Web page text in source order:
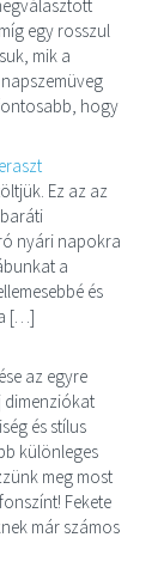
egy rosszul
mik a
hogy
Ez az az
nyári napokra
a
és
[…]
az egyre
dimenziókat
és stílus
különleges
meg most
Fekete
már számos